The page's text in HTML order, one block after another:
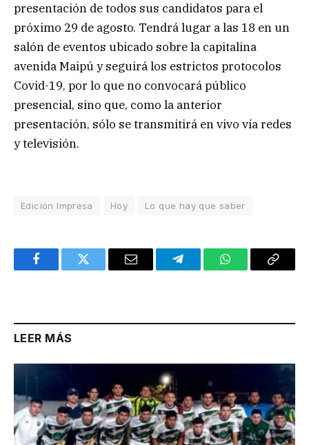
presentación de todos sus candidatos para el
próximo 29 de agosto. Tendrá lugar a las 18 en un
salón de eventos ubicado sobre la capitalina
avenida Maipú y seguirá los estrictos protocolos
Covid-19, por lo que no convocará público
presencial, sino que, como la anterior
presentación, sólo se transmitirá en vivo vía redes
y televisión.
Edición Impresa Hoy Lo que hay que saber
FacebookTwitter Email TelegramWhatsAppCopy
LEER MÁS